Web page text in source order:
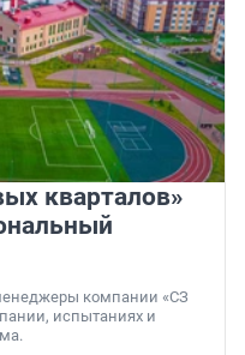
кварталов»
компании «СЗ
испытаниях и